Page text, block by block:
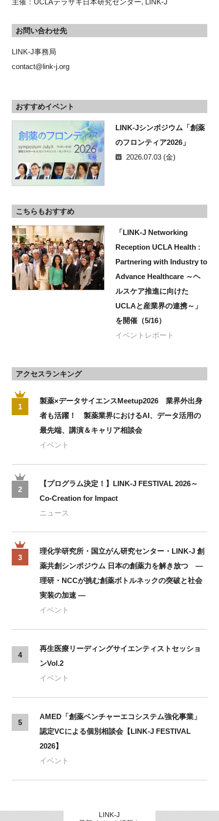
主催：UCLAテラサキ日本研究センター, LINK-J
お問い合わせ先
LINK-J事務局
contact@link-j.org
おすすめイベント
LINK-Jシンポジウム「創薬
のフロンティア2026」
2026.07.03 (金)
こちらもおすすめ
「LINK-J Networking
Reception UCLA Health :
Partnering with Industry to
Advance Healthcare ～ヘ
ルスケア推進に向けた
UCLAと産業界の連携～」
を開催（5/16）
イベントレポート
アクセスランキング
1
製薬×データサイエンスMeetup2026 業界外出身
者も活躍！ 製薬業界におけるAI、データ活用の
最先端、講演＆キャリア相談会
イベント
2
【プログラム決定！】LINK-J FESTIVAL 2026～
Co-Creation for Impact
ニュース
3
理化学研究所・国立がん研究センター・LINK-J 創
薬共創シンポジウム 日本の創薬力を解き放つ ―
理研・NCCが挑む創薬ボトルネックの突破と社会
実装の加速 ―
イベント
4
再生医療リーディングサイエンティストセッショ
ンVol.2
イベント
5
AMED「創薬ベンチャーエコシステム強化事業」
認定VCによる個別相談会【LINK-J FESTIVAL
2026】
イベント
LINK-J